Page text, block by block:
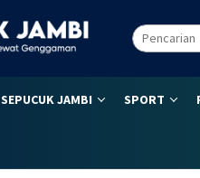
SEPUCUK JAMBI SPORT